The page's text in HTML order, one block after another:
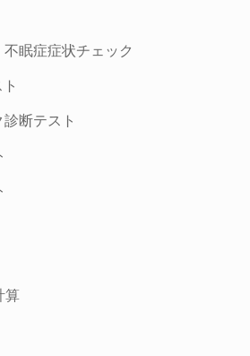
眠症症状チェック
断テスト
算